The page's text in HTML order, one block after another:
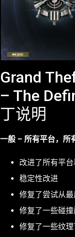
Grand
– The
丁说明
一般 – 所有平台，所
改进了所有平
稳定性改进
修复了尝试从
修复了一些碰
修复了一些纹